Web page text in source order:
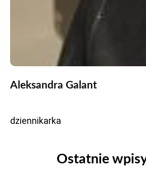
Aleksandra Galant
dziennikarka
Ostatnie